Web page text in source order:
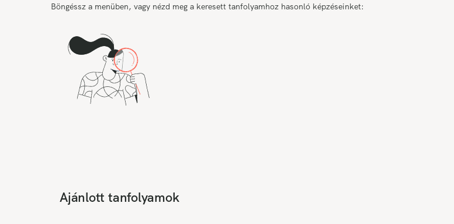
Böngéssz a menüben, vagy nézd meg a keresett tanfolyamhoz hasonló képzéseinket:
Ajánlott tanfolyamok